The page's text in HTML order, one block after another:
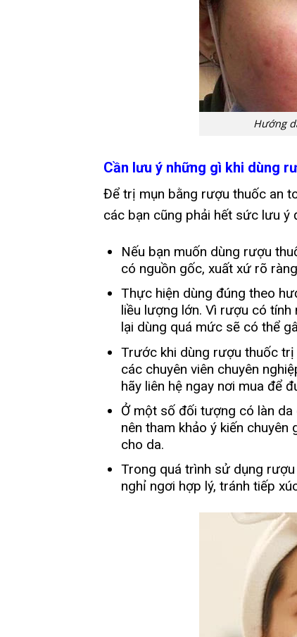
Hướng
Cần lưu ý những gì khi dùng
Để trị mụn bằng rượu thuốc an
các bạn cũng phải hết sức lưu ý
Nếu bạn muốn dùng rượu
có nguồn gốc, xuất xứ rõ
Thực hiện dùng đúng theo
liều lượng lớn. Vì rượu có
lại dùng quá mức sẽ có thể
Trước khi dùng rượu thuốc trị
các chuyên viên chuyên
hãy liên hệ ngay nơi mua để
Ở một số đối tượng có làn
nên tham khảo ý kiến
cho da.
Trong quá trình sử dụng
nghỉ ngơi hợp lý, tránh tiếp